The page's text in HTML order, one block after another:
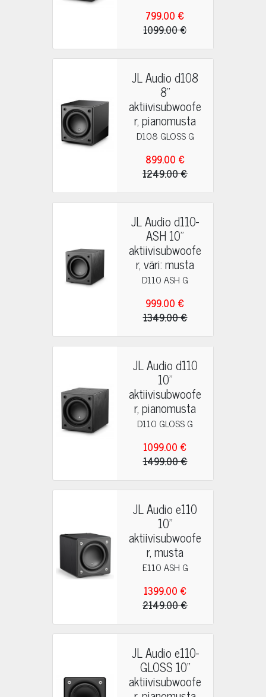
799.00 €
1099.00 €
JL Audio d108
8"
aktiivisubwoofe
r, pianomusta
D108 GLOSS G
899.00 €
1249.00 €
JL Audio d110-
ASH 10"
aktiivisubwoofe
r, väri: musta
D110 ASH G
999.00 €
1349.00 €
JL Audio d110
10"
aktiivisubwoofe
r, pianomusta
D110 GLOSS G
1099.00 €
1499.00 €
JL Audio e110
10"
aktiivisubwoofe
r, musta
E110 ASH G
1399.00 €
2149.00 €
JL Audio e110-
GLOSS 10"
aktiivisubwoofe